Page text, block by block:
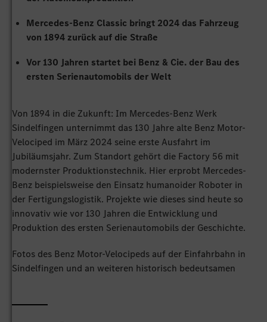
Mercedes-Benz Classic bringt 2024 das Fahrzeug
von 1894 zurück auf die Straße
Vor 130 Jahren startet bei Benz & Cie. der Bau des
ersten Serienautomobils der Welt
Von 1894 in die Zukunft: Im Mercedes-Benz Werk
Sindelfingen unternimmt das 130 Jahre alte Benz Motor-
Velociped im März 2024 seine erste Ausfahrt im
Jubiläumsjahr. Zum Standort gehört die Factory 56 mit
modernster Produktionstechnik. Hier erprobt Mercedes-
Benz beispielsweise den Einsatz humanoider Roboter in
der Fertigungslogistik. Projekte wie dieses sind heute so
innovativ wie vor 130 Jahren die Entwicklung und
Produktion des ersten Serienautomobils der Geschichte.
Fotos des Benz Motor-Velocipeds auf der Einfahrbahn in
Sindelfingen und an weiteren historisch bedeutsamen